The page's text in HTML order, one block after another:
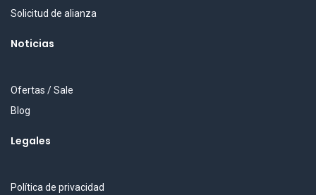
Solicitud de alianza
Noticias
Ofertas / Sale
Blog
Legales
Política de privacidad